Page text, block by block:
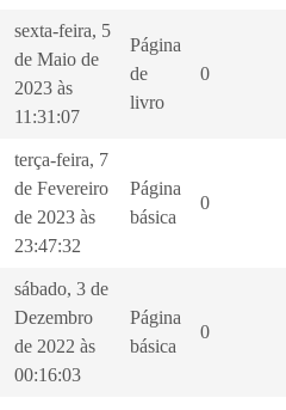
sexta-feira, 5
de Maio de
2023 às
11:31:07
Página
de
livro
0
terça-feira, 7
de Fevereiro
de 2023 às
23:47:32
Página
básica
0
sábado, 3 de
Dezembro
de 2022 às
00:16:03
Página
básica
0